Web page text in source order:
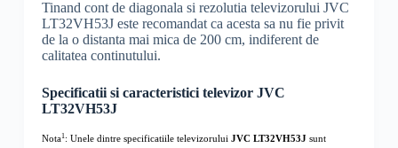
Tinand cont de diagonala si rezolutia televizorului JVC
LT32VH53J este recomandat ca acesta sa nu fie privit
de la o distanta mai mica de 200 cm, indiferent de
calitatea continutului.
Specificatii si caracteristici televizor JVC
LT32VH53J
Nota1: Unele dintre specificatiile televizorului JVC LT32VH53J sunt